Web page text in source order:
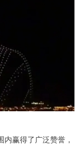
赢得了广泛赞誉，